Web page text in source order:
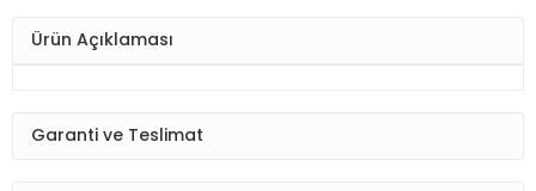
Ürün Açıklaması
Garanti ve Teslimat